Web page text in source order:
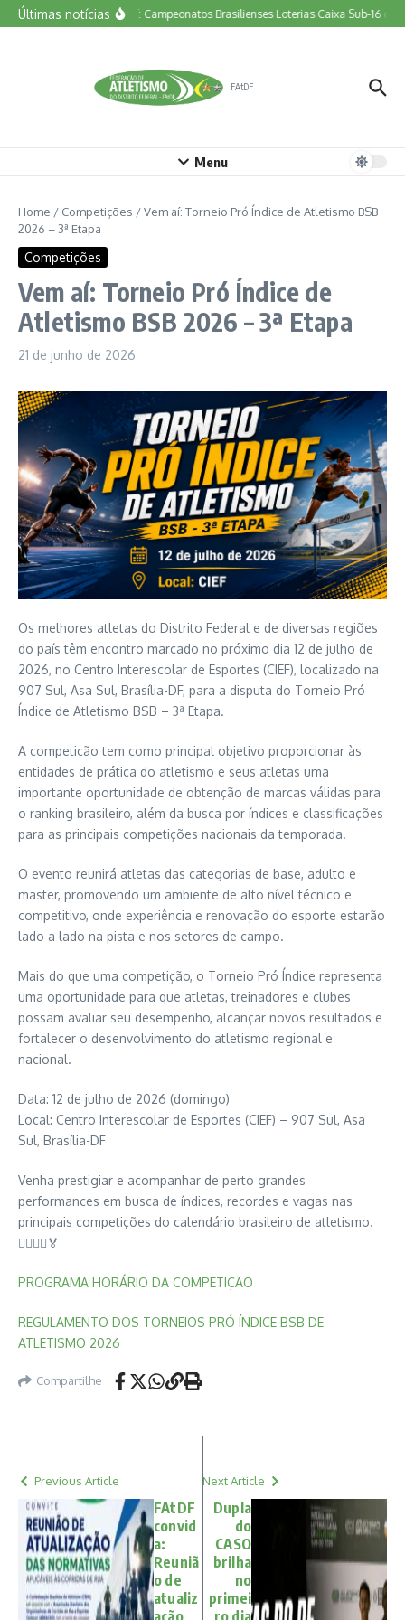
Ir para o conteúdo
Últimas notíciasVem aí: Campeonatos Brasilienses Loterias Caixa Sub-16 e
FAtDF
Menu
Home / Competições /Vem aí: Torneio Pró Índice de Atletismo BSB
2026 – 3ª Etapa
Competições
Vem aí: Torneio Pró Índice de
Atletismo BSB 2026 – 3ª Etapa
21 de junho de 2026
Os melhores atletas do Distrito Federal e de diversas regiões
do país têm encontro marcado no próximo dia 12 de julho de
2026, no Centro Interescolar de Esportes (CIEF), localizado na
907 Sul, Asa Sul, Brasília-DF, para a disputa do Torneio Pró
Índice de Atletismo BSB – 3ª Etapa.
A competição tem como principal objetivo proporcionar às
entidades de prática do atletismo e seus atletas uma
importante oportunidade de obtenção de marcas válidas para
o ranking brasileiro, além da busca por índices e classificações
para as principais competições nacionais da temporada.
O evento reunirá atletas das categorias de base, adulto e
master, promovendo um ambiente de alto nível técnico e
competitivo, onde experiência e renovação do esporte estarão
lado a lado na pista e nos setores de campo.
Mais do que uma competição, o Torneio Pró Índice representa
uma oportunidade para que atletas, treinadores e clubes
possam avaliar seu desempenho, alcançar novos resultados e
fortalecer o desenvolvimento do atletismo regional e
nacional.
Data: 12 de julho de 2026 (domingo)
Local: Centro Interescolar de Esportes (CIEF) – 907 Sul, Asa
Sul, Brasília-DF
Venha prestigiar e acompanhar de perto grandes
performances em busca de índices, recordes e vagas nas
principais competições do calendário brasileiro de atletismo.
🏃‍♂️🏃‍♀️🏅
PROGRAMA HORÁRIO DA COMPETIÇÃO
REGULAMENTO DOS TORNEIOS PRÓ ÍNDICE BSB DE
ATLETISMO 2026
Compartilhe
Previous Article
FAtDF
convid
a:
Reuniã
o de
atualiz
ação
Next Article
Dupla
do
CASO
brilha
no
primei
ro dia